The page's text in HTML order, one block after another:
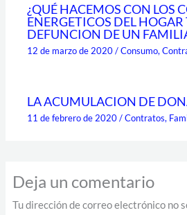
¿QUÉ HACEMOS CON LOS
ENERGETICOS DEL HOGAR
DEFUNCION DE UN
12 de marzo de 2020/Consumo,
LA ACUMULACION DE
11 de febrero de 2020/Contratos,
Deja un comentario
Tu dirección de correo electrónico no